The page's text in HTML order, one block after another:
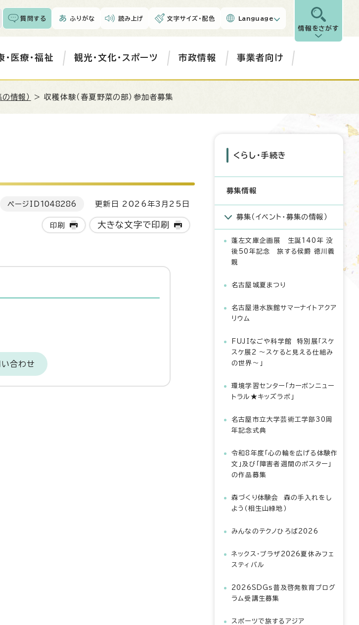
質問する ふりがな 読み上げ 文字サイズ・配色 Language
情報をさがす
・医療・福祉 観光・文化・スポーツ 市政情報 事業者向け
情報） > 収穫体験（春夏野菜の部）参加者募集
ページID 1048286 更新日 2026年3月25日
印刷 大きな文字で印刷
合わせ
くらし・手続き
募集情報
募集（イベント・募集の情報）
蓬左文庫企画展 生誕140年 没
後50年記念 旅する侯爵 徳川義
親
名古屋城夏まつり
名古屋港水族館サマーナイトアクア
リウム
FUJIなごや科学館 特別展「スケ
スケ展2 ～スケると見える仕組み
の世界～」
環境学習センター「カーボンニュー
トラル★キッズラボ」
名古屋市立大学芸術工学部30周
年記念式典
令和8年度「心の輪を広げる体験作
文」及び「障害者週間のポスター」
の作品募集
森づくり体験会 森の手入れをし
よう（相生山緑地）
みんなのテクノひろば2026
ネックス・プラザ2026夏休みフェ
スティバル
2026SDGs普及啓発教育プログ
ラム受講生募集
スポーツで旅するアジア